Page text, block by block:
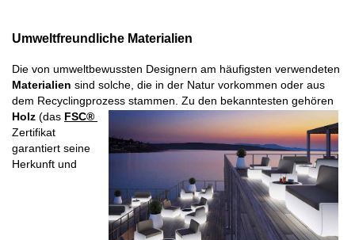
Umweltfreundliche Materialien
Materialien sind solche, die in der Natur vorkommen oder aus
dem Recyclingprozes
Holz (das
Zertifikat
garantiert seine
Herkunft und